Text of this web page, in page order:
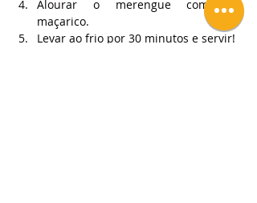
Alourar o merengue com um
maçarico.
Levar ao frio por 30 minutos e servir!